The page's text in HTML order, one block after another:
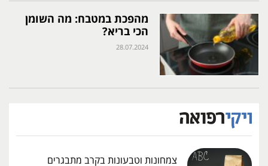
מהפכת במטבח: מה השומן
הכי בריא?
28.07.2024
צמחונות וטבעונות בקרב מתבגרים